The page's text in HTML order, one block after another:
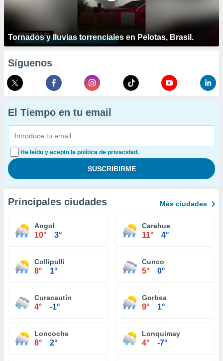
Tornados y lluvias torrenciales en Pelotas, Brasil.
Síguenos
El Tiempo en tu email
He leído y acepto la política de privacidad.
Principales ciudades Más ciudades
Angol
10° 3°
Carahue
11° 4°
Collipulli
8° 1°
Cunco
5° 0°
Curacautín
4° -1°
Gorbea
9° 1°
Loncoche
8° 2°
Lonquimay
4° -7°